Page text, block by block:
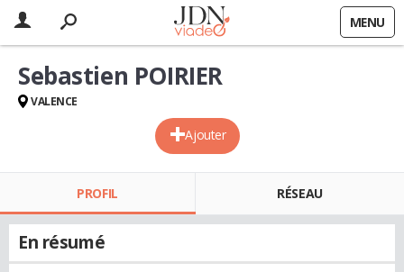
MENU
Ajouter
Sebastien POIRIER
VALENCE
PROFIL RÉSEAU
En résumé